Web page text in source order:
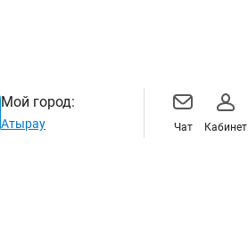
Мой город:
Атырау Чат Кабинет